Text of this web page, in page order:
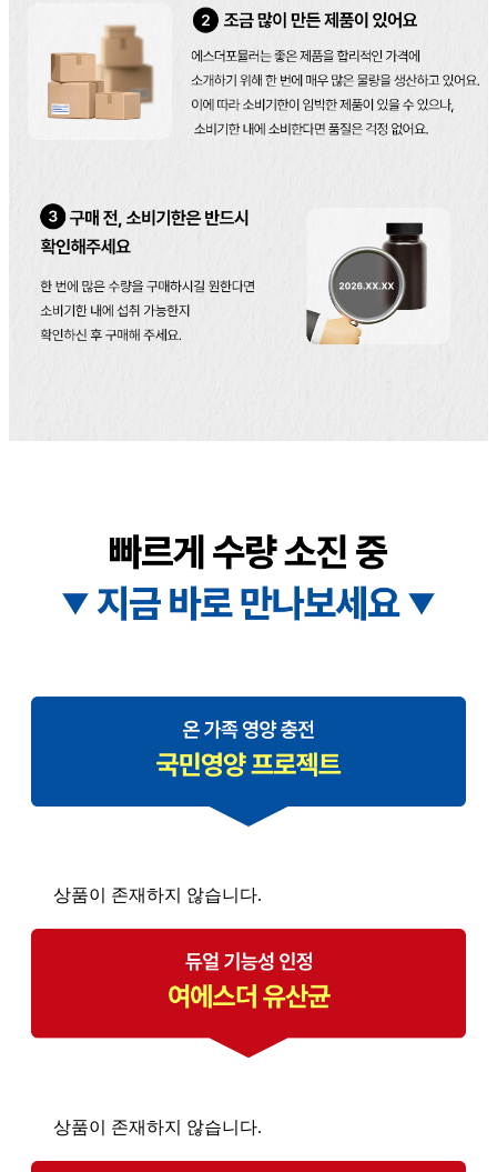
상품이 존재하지 않습니다.
상품이 존재하지 않습니다.